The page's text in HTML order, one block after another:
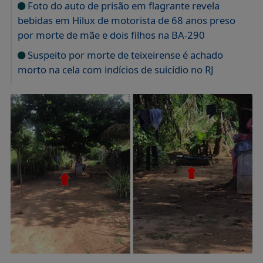
Foto do auto de prisão em flagrante revela
bebidas em Hilux de motorista de 68 anos preso
por morte de mãe e dois filhos na BA-290
Suspeito por morte de teixeirense é achado
morto na cela com indícios de suicídio no RJ